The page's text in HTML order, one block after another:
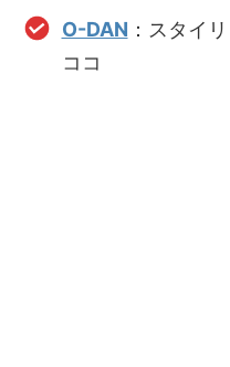
O-DAN ：スタイ
ココ